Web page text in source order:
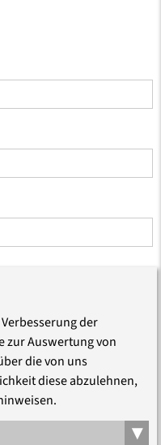
der
zur Auswertung von
die von uns
diese abzulehnen,
▾